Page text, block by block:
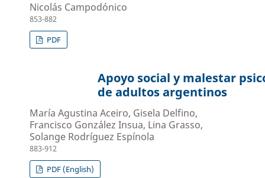
Nicolás Campodónico
853-882
PDF
Apoyo social y malestar
de adultos argentinos
María Agustina Aceiro, Gisela Delfino,
Francisco González Insua, Lina Grasso,
Solange Rodríguez Espínola
883-912
PDF (English)